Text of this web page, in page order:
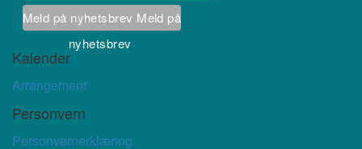
Meld på nyhetsbrev Meld på
nyhetsbrev
Kalender
Arrangement
Personvern
Personvernerklæring